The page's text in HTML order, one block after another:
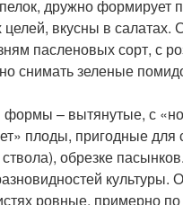
дружно
вкусны в салатах.
пасленовых сорт, с
снимать зеленые
формы – вытянутые, с
плоды, пригодные
обрезке пасынков.
ровные, примерно